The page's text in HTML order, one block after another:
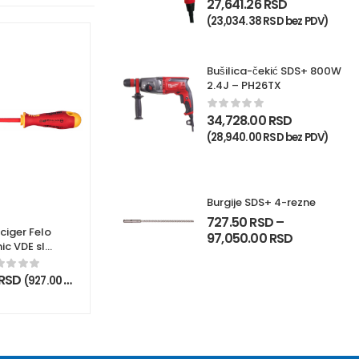
27,641.26RSD
(23,034.38RSDbez PDV)
Bušilica-čekić SDS+ 800W
2.4J – PH26TX
34,728.00RSD
(28,940.00RSDbez PDV)
Burgije SDS+ 4-rezne
727.50RSD–
97,050.00RSD
Felo
VDE slot
x 125
(927.00